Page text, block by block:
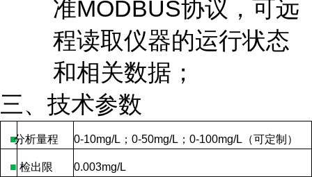
准MODBUS协议，可远
程读取仪器的运行状态
和相关数据；
三、技术参数
■分析量程 0-10mg/L ； 0-50mg/L ； 0-100mg/L （可定制）
■ 检出限 0.003mg/L